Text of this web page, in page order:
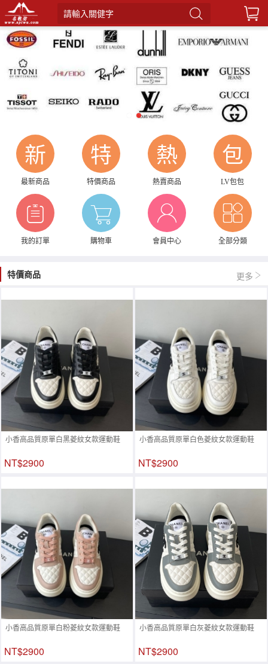
請輸入關健字
新
最新商品
特
特價商品
熱
熱賣商品
包
LV包包
我的訂單 購物車 會員中心 全部分類
特價商品 更多
小香高品質原單白黑菱紋女款運動鞋
NT$2900
小香高品質原單白色菱紋女款運動鞋
NT$2900
小香高品質原單白粉菱紋女款運動鞋
NT$2900
小香高品質原單白灰菱紋女款運動鞋
NT$2900